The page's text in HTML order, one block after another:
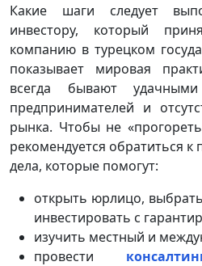
Какие шаги следует
инвестору, который
компанию в турецком
показывает мировая
всегда бывают
предпринимателей и
рынка. Чтобы не
рекомендуется обратиться
дела, которые помогут:
открыть юрлицо,
инвестировать с
изучить местный и
провести